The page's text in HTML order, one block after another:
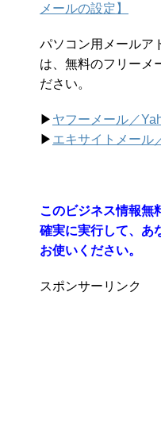
メールの設定】
パソコン用メールア
は、無料のフリーメ
ださい。
▶︎ ヤフーメール／
▶︎ エキサイトメール
このビジネス情報無
確実に実行して、あ
お使いください。
スポンサーリンク